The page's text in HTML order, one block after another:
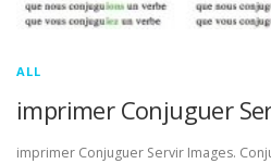
ALL
imprimer Conjuguer
imprimer Conjuguer Servir Images.